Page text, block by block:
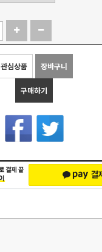
관심상품 장바구니
구매하기